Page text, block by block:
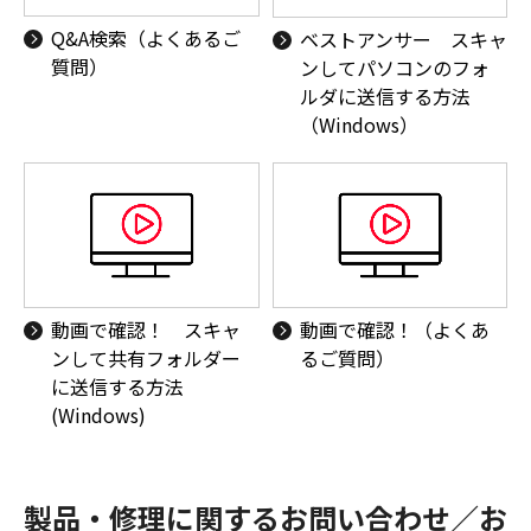
Q&A検索（よくあるご
質問）
ベストアンサー スキャ
ンしてパソコンのフォ
ルダに送信する方法
（Windows）
動画で確認！ スキャ
ンして共有フォルダー
に送信する方法
(Windows)
動画で確認！（よくあ
るご質問）
製品・修理に関するお問い合わせ／お